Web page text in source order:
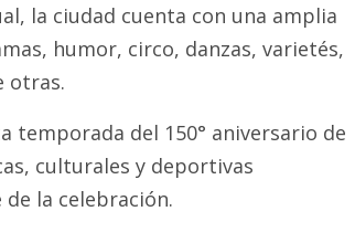
la ciudad cuenta con una amplia
humor, circo, danzas, varietés,
otras.
temporada del 150° aniversario de
culturales y deportivas
la celebración.